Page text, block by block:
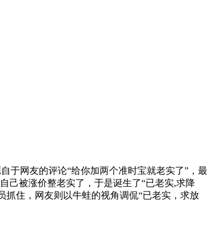
于网友的评论“给你加两个准时宝就老实了”，最
己被涨价整老实了，于是诞生了“已老实,求降
抓住，网友则以牛蛙的视角调侃“已老实，求放